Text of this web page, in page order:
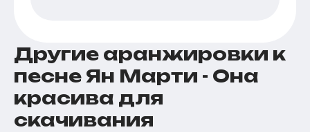
Другие аранжировки к
песне Ян Марти - Она
красива для
скачивания